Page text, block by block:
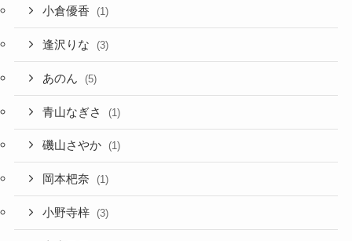
小倉優香 (1)
逢沢りな (3)
あのん (5)
青山なぎさ (1)
磯山さやか (1)
岡本杷奈 (1)
小野寺梓 (3)